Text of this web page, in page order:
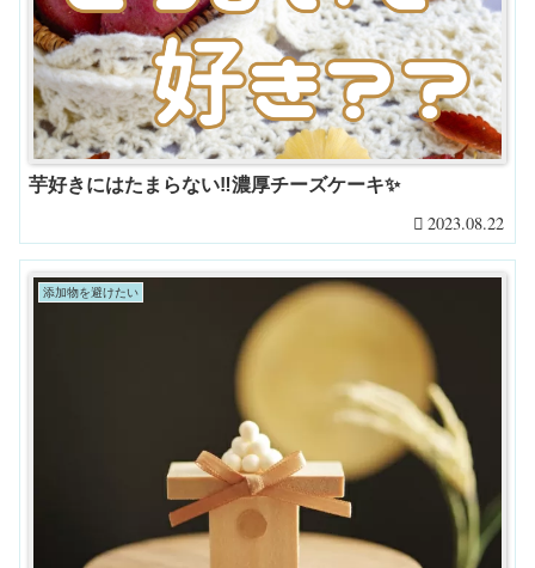
芋好きにはたまらない‼濃厚チーズケーキ✨
2023.08.22
添加物を避けたい